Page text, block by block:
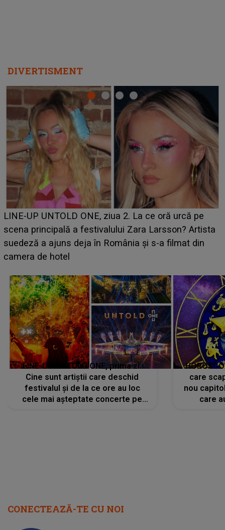
DIVERTISMENT
Ce a dezvăluit noua concurentă din "Casa Iubirii" l-a
luat prin surprindere pe Emanuel. CINE ESTE
BĂIATUL VIZAT de Alexandra?! Aflându-se în fața
faptului împlinit, A RECUNOSCUT IMEDIAT: "Am
LINE-UP UNTOLD ONE, prima zi.
Cine sunt artiștii care deschid
festivalul și de la ce ore au loc
cele mai așteptate concerte pe
care
nou
care
CONECTEAZĂ-TE CU NOI